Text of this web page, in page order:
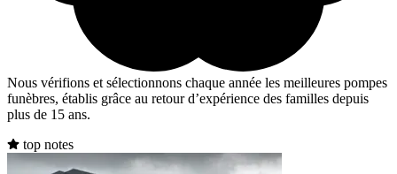
Nous vérifions et sélectionnons chaque année les meilleures pompes
funèbres, établis grâce au retour d’expérience des familles depuis
plus de 15 ans.
top notes